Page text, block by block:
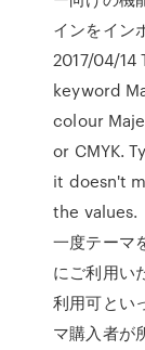
インをイン
2017/04/
keyword
colour
or CMYK.
it doesn't
the values.
一度テーマ
にご利用い
利用可とい
マ購入者が